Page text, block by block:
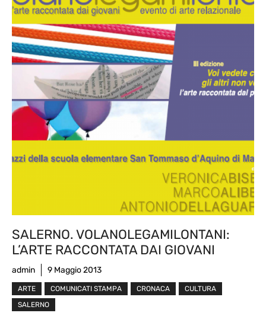
SALERNO. VOLANOLEGAMILONTANI:
L’ARTE RACCONTATA DAI GIOVANI
admin 9 Maggio 2013
ARTE COMUNICATI STAMPA CRONACA
CULTURA
SALERNO